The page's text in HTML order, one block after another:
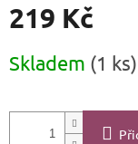
219 Kč
cena:
Skladem (1 ks)